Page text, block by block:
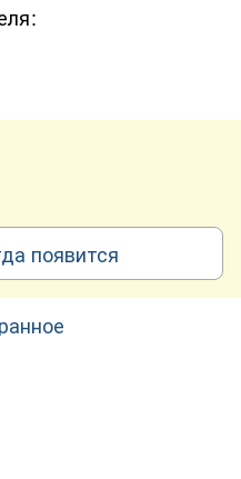
появится